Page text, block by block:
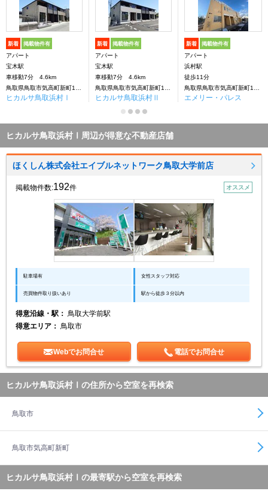
新着 掲載物件有
アパート
宝木駅
車移動7分 4.6km
ヒカルサ鳥取浜村Ⅰ
新着 掲載物件有
アパート
宝木駅
車移動7分 4.6km
ヒカルサ鳥取浜村Ⅱ
新着 掲載物件有
アパート
浜村駅
徒歩11分
エメリー・パレス
ヒカルサ鳥取浜村Ⅰ周辺が得意な不動産店舗
ほくしん株式会社エイブルネットワーク鳥取大学前店
掲載物件数:192件 オススメ
駐車場有 女性スタッフ対応
売買物件取り扱いあり 駅から徒歩３分以内
得意沿線・駅：
鳥取大学前駅
得意エリア：
鳥取市
Webでお問合せ 電話でお問合せ
ヒカルサ鳥取浜村Ⅰの住所から空室を再検索
鳥取市
鳥取市気高町新町
ヒカルサ鳥取浜村Ⅰの最寄駅から空室を再検索